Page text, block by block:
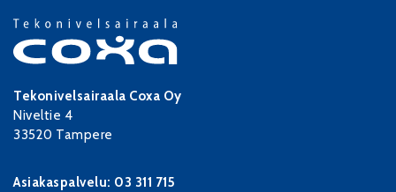
Tekonivelsairaala Coxa Oy
Niveltie 4
33520 Tampere
Asiakaspalvelu: 03 311 715